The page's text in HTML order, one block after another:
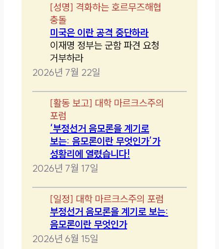
[성명] 격화하는 호르무즈해협
충돌
미국은 이란 공격 중단하라
이재명 정부는 군함 파견 요청
거부하라
2026년 7월 22일
[활동 보고] 대학 마르크스주의
포럼
‘부정선거 음모론을 계기로
보는: 음모론이란 무엇인가’가
성황리에 열렸습니다!
2026년 7월 17일
[일정] 대학 마르크스주의 포럼
부정선거 음모론을 계기로 보는:
음모론이란 무엇인가
2026년 6월 15일